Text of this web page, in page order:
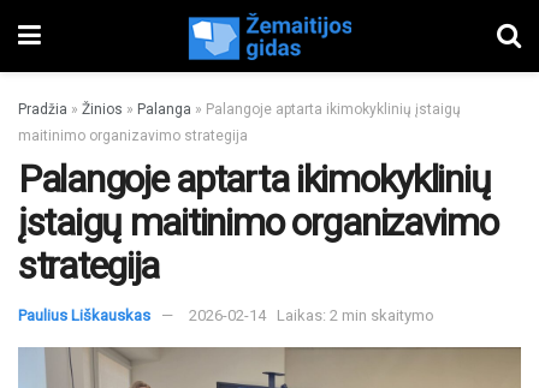
Pradžia » Žinios » Palanga » Palangoje aptarta ikimokyklinių įstaigų
maitinimo organizavimo strategija
Palangoje aptarta ikimokyklinių
įstaigų maitinimo organizavimo
strategija
Paulius Liškauskas 2026-02-14 Laikas: 2 min skaitymo